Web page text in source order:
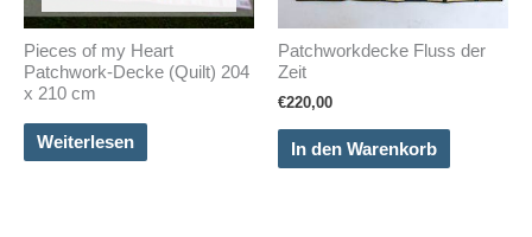
Pieces of my Heart
Patchwork-Decke (Quilt) 204
x 210 cm
Weiterlesen
Patchworkdecke Fluss der
Zeit
€220,00
In den Warenkorb